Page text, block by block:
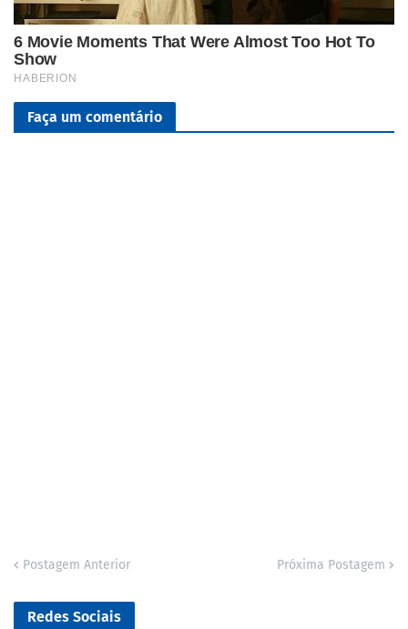
Faça um comentário
Postagem Anterior Próxima Postagem
Redes Sociais